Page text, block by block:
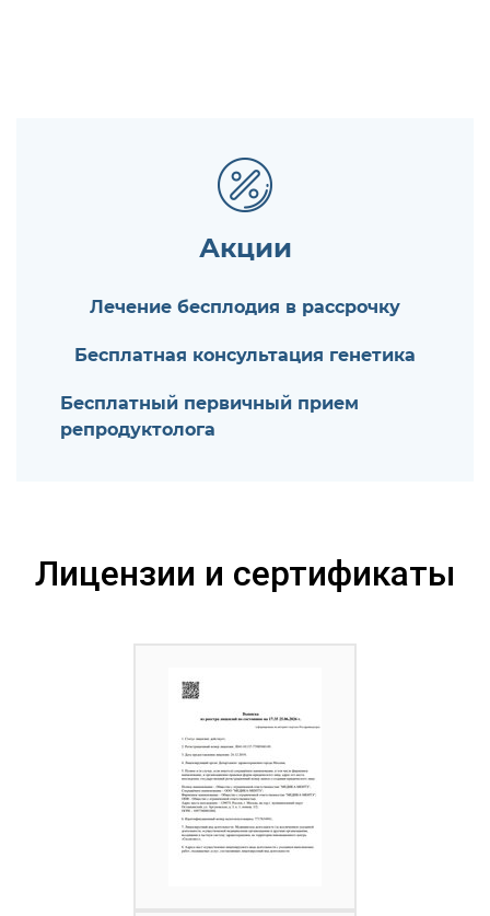
Акции
Лечение бесплодия в рассрочку
Бесплатная консультация генетика
Бесплатный первичный прием
репродуктолога
Лицензии и сертификаты